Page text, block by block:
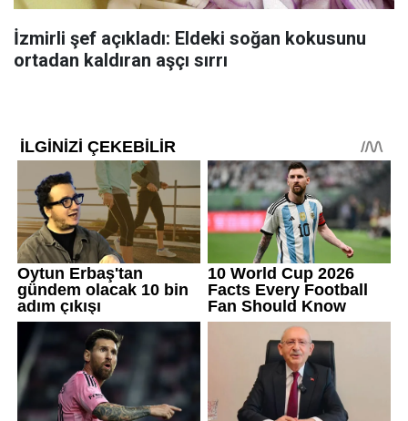
İzmirli şef açıkladı: Eldeki soğan kokusunu
ortadan kaldıran aşçı sırrı